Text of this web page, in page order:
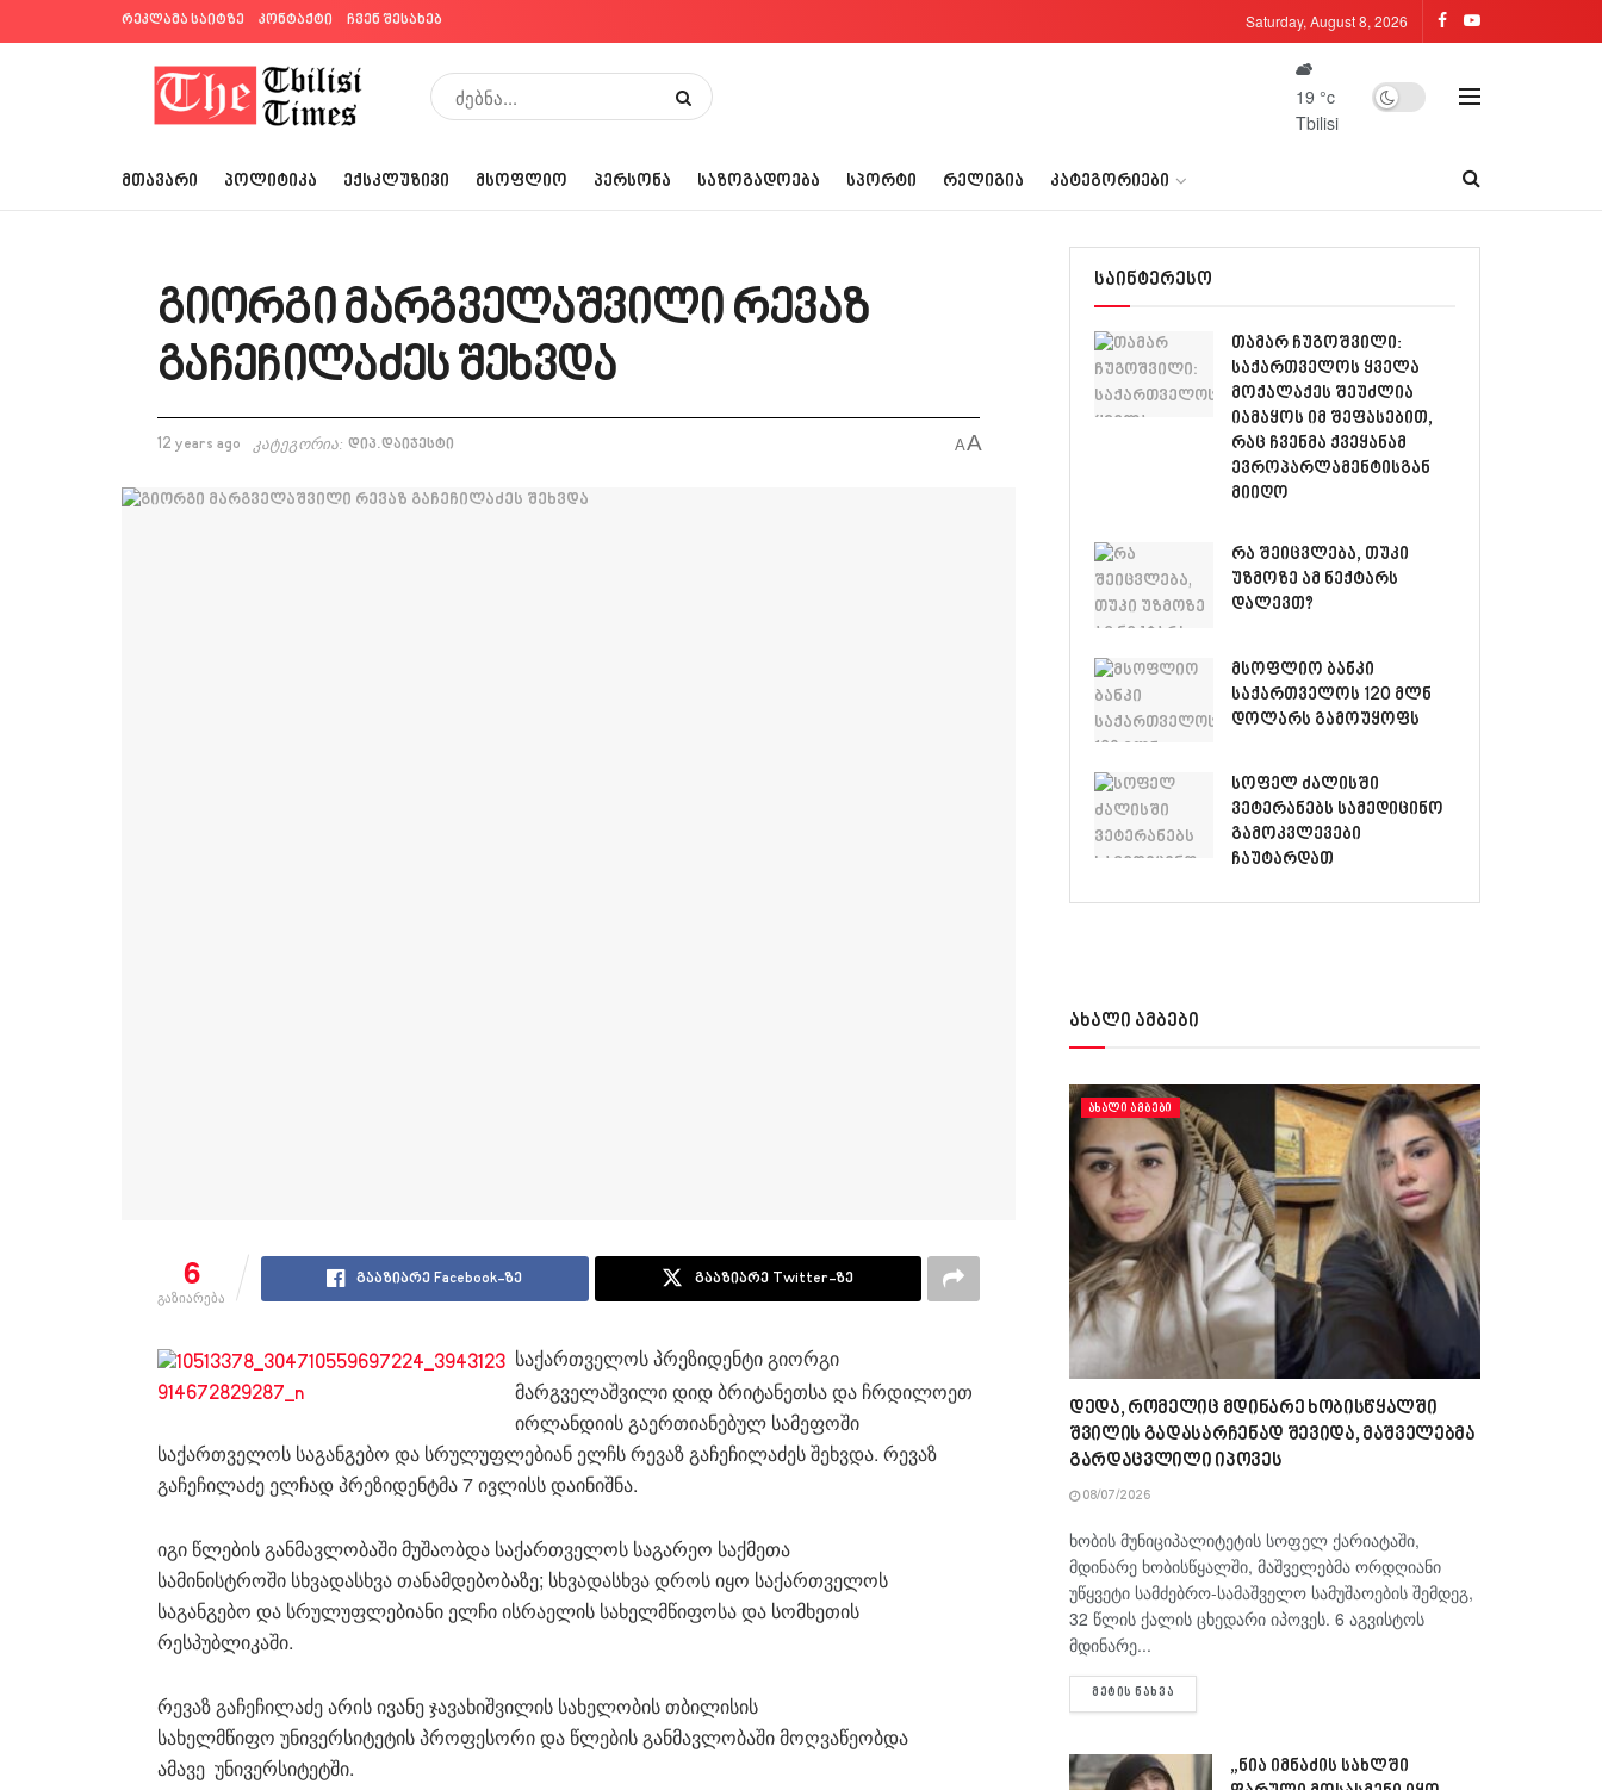
რეკლამა საიტზე კონტაქტი ჩვენ შესახებ Saturday, August 8, 2026
19 °c
Tbilisi
ᲛᲗᲐᲕᲐᲠᲘ ᲞᲝᲚᲘᲢᲘᲙᲐ ᲔᲥᲡᲙᲚᲣᲖᲘᲕᲘ ᲛᲡᲝᲤᲚᲘᲝ ᲞᲔᲠᲡᲝᲜᲐ ᲡᲐᲖᲝᲒᲐᲓᲝᲔᲑᲐ ᲡᲞᲝᲠᲢᲘ ᲠᲔᲚᲘᲒᲘᲐ ᲙᲐᲢᲔᲒᲝᲠᲘᲔᲑᲘ
გიორგი მარგველაშვილი რევაზ
გაჩეჩილაძეს შეხვდა
12 years ago კატეგორია: დიპ.დაიჯესტი AA
6
გაზიარება
გააზიარე Facebook-ზე გააზიარე Twitter-ზე
საქართველოს პრეზიდენტი გიორგი
მარგველაშვილი დიდ ბრიტანეთსა და ჩრდილოეთ
ირლანდიის გაერთიანებულ სამეფოში
საქართველოს საგანგებო და სრულუფლებიან ელჩს რევაზ გაჩეჩილაძეს შეხვდა. რევაზ
გაჩეჩილაძე ელჩად პრეზიდენტმა 7 ივლისს დაინიშნა.
იგი წლების განმავლობაში მუშაობდა საქართველოს საგარეო საქმეთა
სამინისტროში სხვადასხვა თანამდებობაზე; სხვადასხვა დროს იყო საქართველოს
საგანგებო და სრულუფლებიანი ელჩი ისრაელის სახელმწიფოსა და სომხეთის
რესპუბლიკაში.
რევაზ გაჩეჩილაძე არის ივანე ჯავახიშვილის სახელობის თბილისის
სახელმწიფო უნივერსიტეტის პროფესორი და წლების განმავლობაში მოღვაწეობდა
ამავე უნივერსიტეტში.
საინტერესო
თამარ ჩუგოშვილი:
საქართველოს ყველა
მოქალაქეს შეუძლია
იამაყოს იმ შეფასებით,
რაც ჩვენმა ქვეყანამ
ევროპარლამენტისგან
მიიღო
რა შეიცვლება, თუკი
უზმოზე ამ ნექტარს
დალევთ?
მსოფლიო ბანკი
საქართველოს 120 მლნ
დოლარს გამოუყოფს
სოფელ ძალისში
ვეტერანებს სამედიცინო
გამოკვლევები
ჩაუტარდათ
ახალი ამბები
ᲐᲮᲐᲚᲘ ᲐᲛᲑᲔᲑᲘ
დედა, რომელიც მდინარე ხობისწყალში
შვილის გადასარჩენად შევიდა, მაშველებმა
გარდაცვლილი იპოვეს
08/07/2026
ხობის მუნიციპალიტეტის სოფელ ქარიატაში,
მდინარე ხობისწყალში, მაშველებმა ორდღიანი
უწყვეტი სამძებრო-სამაშველო სამუშაოების შემდეგ,
32 წლის ქალის ცხედარი იპოვეს. 6 აგვისტოს
მდინარე...
ᲛᲔᲢᲘᲡ ᲜᲐᲮᲕᲐ
„ნია იმნაძის სახლში